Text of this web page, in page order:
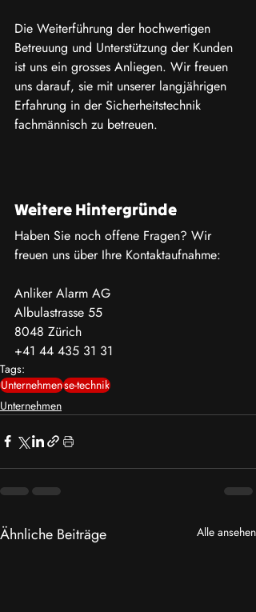
Die Weiterführung der hochwertigen
Betreuung und Unterstützung der Kunden
ist uns ein grosses Anliegen. Wir freuen
uns darauf, sie mit unserer langjährigen
Erfahrung in der Sicherheitstechnik
fachmännisch zu betreuen.
Weitere Hintergründe
Haben Sie noch offene Fragen? Wir
freuen uns über Ihre Kontaktaufnahme:
Anliker Alarm AG
Albulastrasse 55
8048 Zürich
+41 44 435 31 31
Tags:
Unternehmense-technik
Unternehmen
Ähnliche Beiträge Alle ansehen